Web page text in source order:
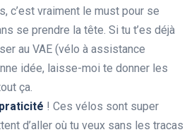
c’est vraiment le must pour se
se prendre la tête. Si tu t’es déjà
au VAE (vélo à assistance
idée, laisse-moi te donner les
ça.
praticité ! Ces vélos sont super
d’aller où tu veux sans les tracas